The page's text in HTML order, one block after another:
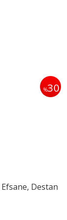
%30
Destan